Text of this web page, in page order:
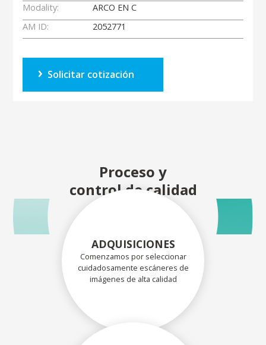
Modality:
ARCO EN C
AM ID:
2052771
Solicitar cotización
Proceso y
control de calidad
ADQUISICIONES
Comenzamos por seleccionar
cuidadosamente escáneres de
imágenes de alta calidad